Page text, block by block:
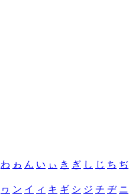
わ ゎ ん い ぃ き ぎ し じ ち ぢ
ヮ ン イ ィ キ ギ シ ジ チ ヂ ニ